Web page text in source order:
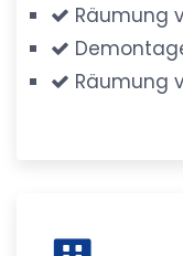
Räumung
Räumung